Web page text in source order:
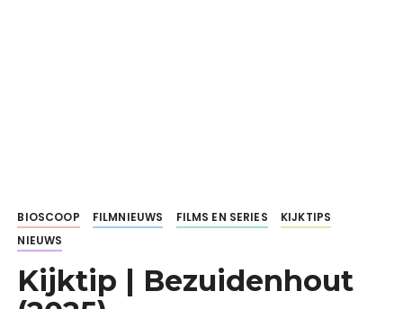
BIOSCOOP FILMNIEUWS FILMS EN SERIES
KIJKTIPS
NIEUWS
Kijktip | Bezuidenhout